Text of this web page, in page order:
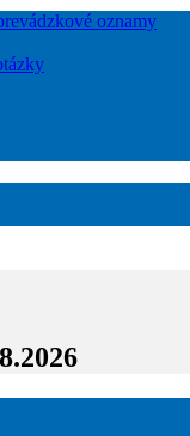
oznamy